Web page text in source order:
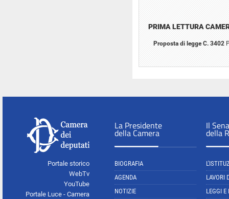
PRIMA LETTURA
Proposta di legge C. 3402
Portale storico
WebTv
YouTube
Portale Luce - Camera
La Presidente
della Camera
BIOGRAFIA
AGENDA
NOTIZIE
Il
della
LAVORI
LEGGI E